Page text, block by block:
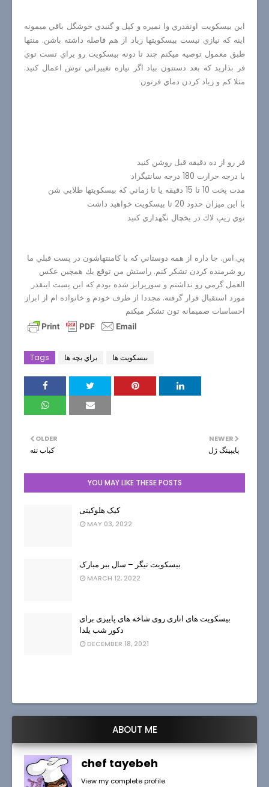
اين بيسكويت اونقدري وا نميره و كپل و گنبدي خوشگل باقي ميمونه
اينه كه نيازي نيست بيسكويتها زياد از هم فاصله داشته باشن. منتها
طبق معمول توصيه ميكنم چند تا دونه بيسكويت رو براي تست توي
فر بذاريد كه بعد دستتون بياد اگر نيازه تغييراتي توش اعمال كنيد.
مثلا كم و زياد كردن دماي فرتون
فر رو از ده دقيقه قبل روشن كنيد
با درجه حرارت 180 درجه سانتيگراد
مدت پخت 10 تا 15 دقيقه يا تا زماني كه بيسكويتها طلايي شن
با اين ميزان حدود 20 تا بيسكويت خواهيد داشت
توي زيپ لاك در يخچال نگهداري كنيد
پي.اس. جا داره از همه دوستاني كه با كامنتهاشون در پست قبلي ما
رو شرمنده كردن تشكر كنم. راستش من توقع يك همچين عكس
العمل گرمي رو نداشتم و سورپرايز شده بودم كه اين پست اينقدر
مورد استقبال قرار گرفته. مجددا از طرف خودم و خانواده ام از ابراز
احساسات صميمانه تون تشكر ميكنم
Tags براي بچه ها بیسکویت ها
NEWER
پايپينگ ژل
OLDER
كباب ننه
YOU MAY LIKE THESE POSTS
کیک هلوکیتی
MAY 03, 2022
بیسکویت تیگر – سال ببر مبارک
MARCH 12, 2022
بیسکویت های اناری روی شاخه های پاییزی برای
دکور شب یلدا
DECEMBER 18, 2021
ABOUT ME
chef tayebeh
View my complete profile